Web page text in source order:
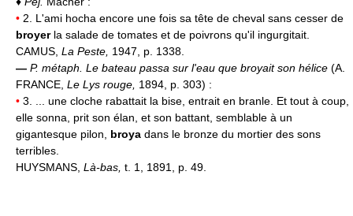
• 2. L'ami hocha encore une fois sa tête de cheval sans cesser de
broyerla salade de tomates et de poivrons qu'il ingurgitait.
CAMUS, La Peste, 1947, p. 1338.
— P. métaph. Le bateau passa sur l'eau que broyait son hélice (A.
FRANCE, Le Lys rouge, 1894, p. 303) :
• 3. ... une cloche rabattait la bise, entrait en branle. Et tout à coup,
elle sonna, prit son élan, et son battant, semblable à un
gigantesque pilon, broya dans le bronze du mortier des sons
terribles.
HUYSMANS, Là-bas, t. 1, 1891, p. 49.